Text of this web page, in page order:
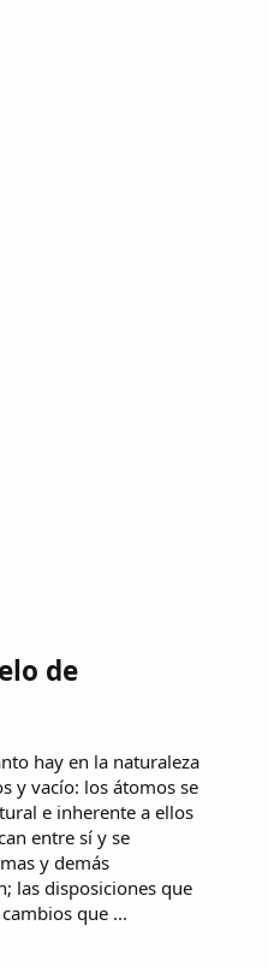
de
hay en la naturaleza
y vacío: los átomos se
e inherente a ellos
entre sí y se
y demás
las disposiciones que
que ...